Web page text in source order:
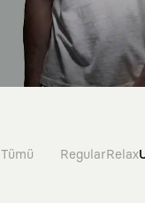
Tümü RegularRelax